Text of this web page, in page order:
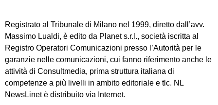
Registrato al Tribunale di Milano nel 1999, diretto dall’avv.
Massimo Lualdi, è edito da Planet s.r.l., società iscritta al
Registro Operatori Comunicazioni presso l’Autorità per le
garanzie nelle comunicazioni, cui fanno riferimento anche le
attività di Consultmedia, prima struttura italiana di
competenze a più livelli in ambito editoriale e tlc. NL
NewsLinet è distribuito via Internet.